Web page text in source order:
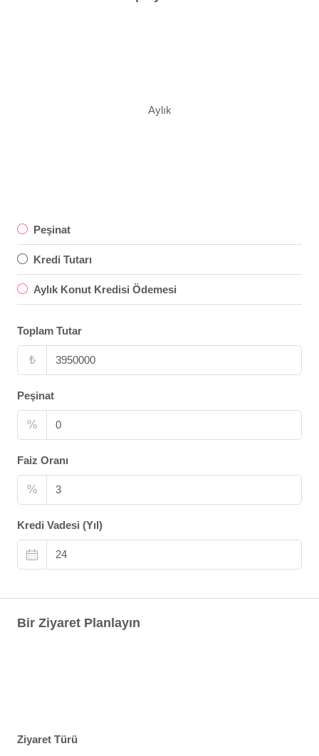
Aylık
Peşinat
Kredi Tutarı
Aylık Konut Kredisi Ödemesi
Toplam Tutar
₺
Peşinat
%
Faiz Oranı
%
Kredi Vadesi (Yıl)
Bir Ziyaret Planlayın
Ziyaret Türü